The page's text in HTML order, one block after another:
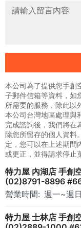
本公司為了提供您手創
子郵件信箱等資料，如
所需要的服務，除此以
本公司台灣地區處理與
完成諮詢後，我們將在
除您所留存的個人資料
定，您可以在上述期間
或更正，並得請求停止
特力屋 內湖店 手創
(02)8791-8896
營業時間: 週一~週
特力屋 士林店 手創